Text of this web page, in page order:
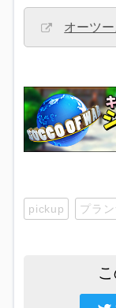
オーツ
pickup プラ